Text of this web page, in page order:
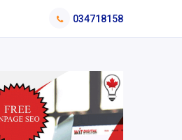
034718158